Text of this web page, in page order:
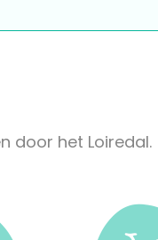
door het Loiredal.